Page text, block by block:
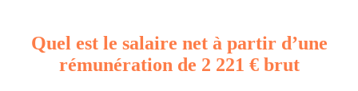
Quel est le salaire net à partir d’une
rémunération de 2 221 € brut